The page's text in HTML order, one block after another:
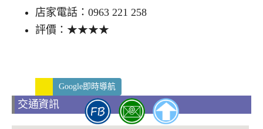
店家電話：0963 221 258
評價：★★★★
Google即時導航
交通資訊